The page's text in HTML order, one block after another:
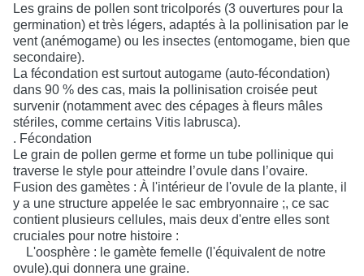
Les grains de pollen sont tricolporés (3 ouvertures pour la
germination) et très légers, adaptés à la pollinisation par le
vent (anémogame) ou les insectes (entomogame, bien que
secondaire).
La fécondation est surtout autogame (auto-fécondation)
dans 90 % des cas, mais la pollinisation croisée peut
survenir (notamment avec des cépages à fleurs mâles
stériles, comme certains Vitis labrusca).
. Fécondation
Le grain de pollen germe et forme un tube pollinique qui
traverse le style pour atteindre l’ovule dans l’ovaire.
Fusion des gamètes : À l'intérieur de l'ovule de la plante, il
y a une structure appelée le sac embryonnaire ;, ce sac
contient plusieurs cellules, mais deux d'entre elles sont
cruciales pour notre histoire :
L'oosphère : le gamète femelle (l'équivalent de notre
ovule).qui donnera une graine.